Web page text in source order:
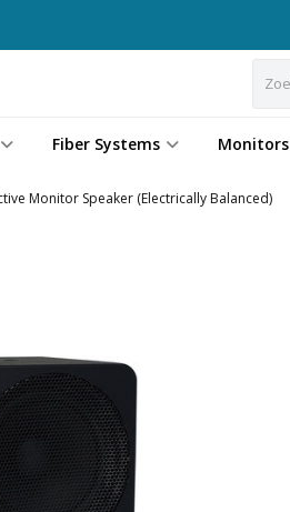
Fiber Systems Monitors
Monitor Speaker (Electrically Balanced)